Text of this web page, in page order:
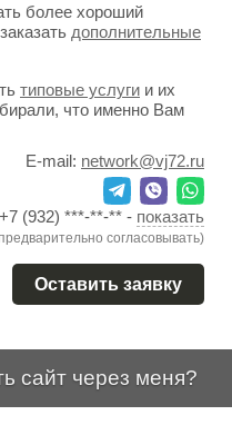
более хороший
дополнительные
типовые услуги и их
что именно Вам
E-mail: network@vj72.ru
+7 (932) ***-**-** - показать
согласовывать)
Оставить заявку
сайт через меня?